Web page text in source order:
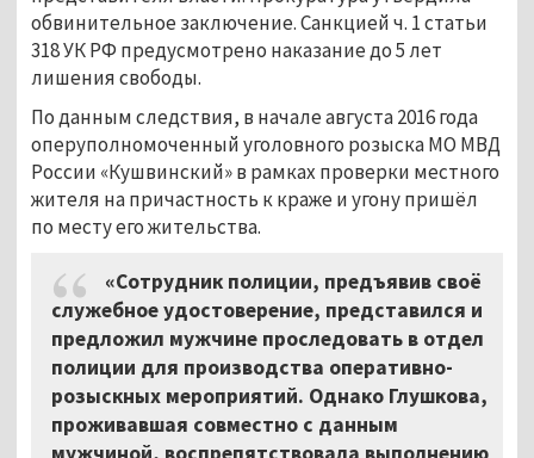
обвинительное заключение. Санкцией ч. 1 статьи
318 УК РФ предусмотрено наказание до 5 лет
лишения свободы.
По данным следствия, в начале августа 2016 года
оперуполномоченный уголовного розыска МО МВД
России «Кушвинский» в рамках проверки местного
жителя на причастность к краже и угону пришёл
по месту его жительства.
«Сотрудник полиции, предъявив своё
служебное удостоверение, представился и
предложил мужчине проследовать в отдел
полиции для производства оперативно-
розыскных мероприятий. Однако Глушкова,
проживавшая совместно с данным